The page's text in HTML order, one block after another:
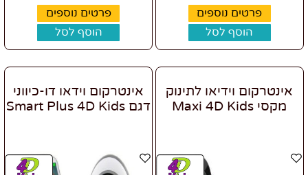
פרטים נוספים
הוסף לסל
פרטים נוספים
הוסף לסל
אינטרקום וידיאו לתינוק
מקסי Maxi 4D Kids
אינטרקום וידאו דו-כיווני
דגם Smart Plus 4D Kids